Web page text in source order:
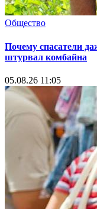
Общество
Почему спасатели
штурвал комбайна
05.08.26 11:05